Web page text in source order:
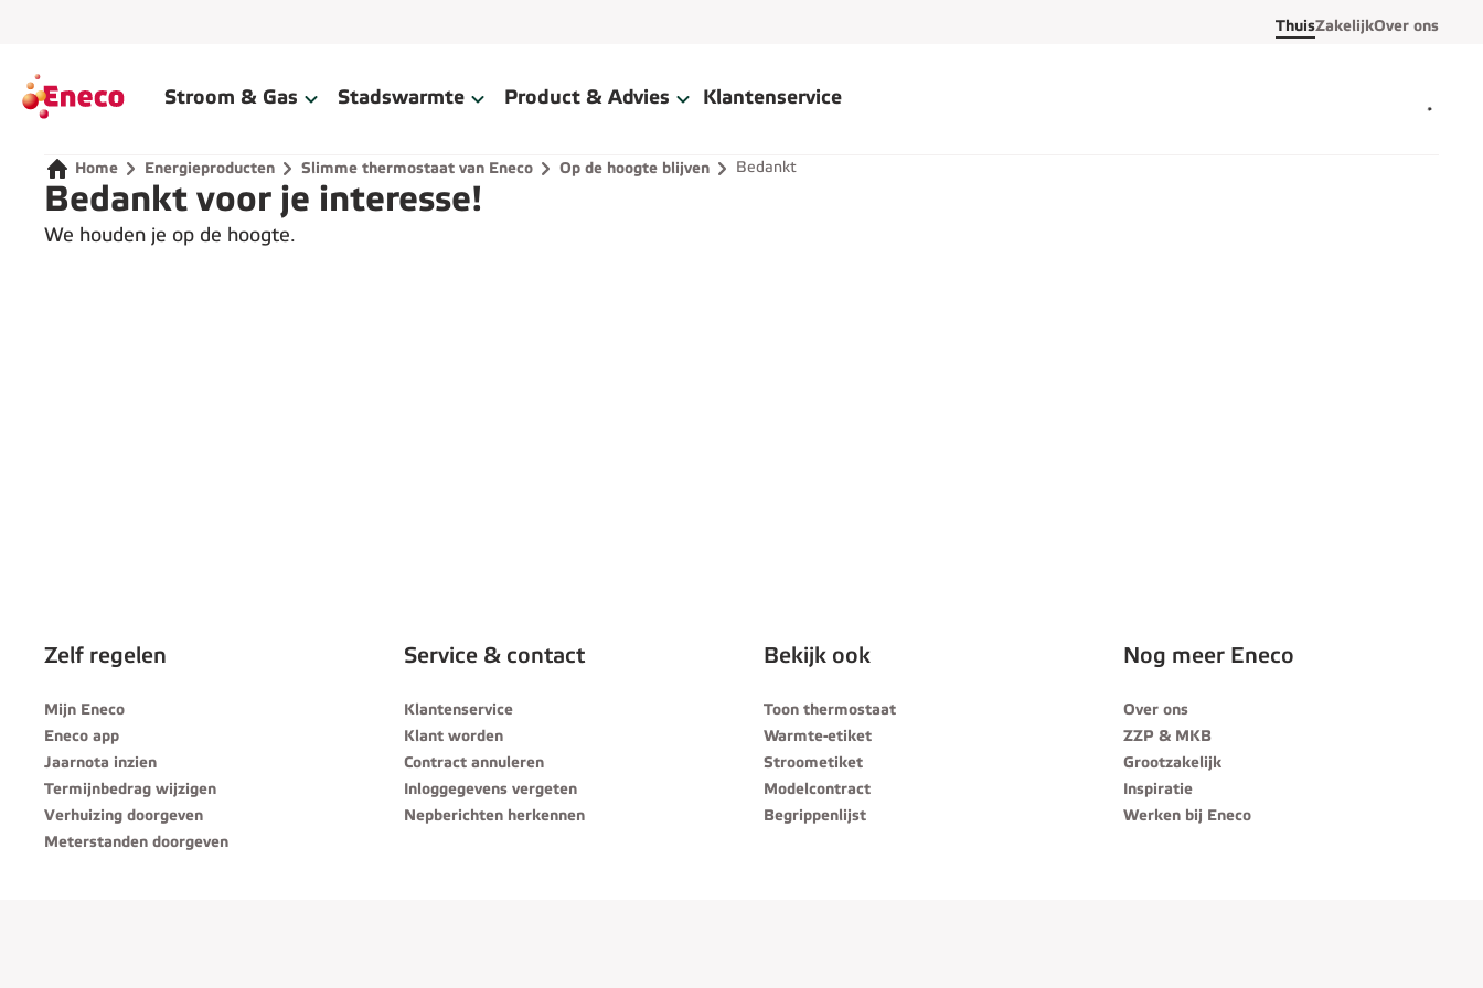
ThuisZakelijkOver ons
Home Stroom & Gas Stadswarmte Product & Advies Klantenservice
Home Energieproducten Slimme thermostaat van Eneco Op de hoogte blijven Bedankt
Bedankt voor je interesse!
We houden je op de hoogte.
Zelf regelen
Mijn Eneco
Eneco app
Jaarnota inzien
Termijnbedrag wijzigen
Verhuizing doorgeven
Meterstanden doorgeven
Service & contact
Klantenservice
Klant worden
Contract annuleren
Inloggegevens vergeten
Nepberichten herkennen
Bekijk ook
Toon thermostaat
Warmte-etiket
Stroometiket
Modelcontract
Begrippenlijst
Nog meer Eneco
Over ons
ZZP & MKB
Grootzakelijk
Inspiratie
Werken bij Eneco